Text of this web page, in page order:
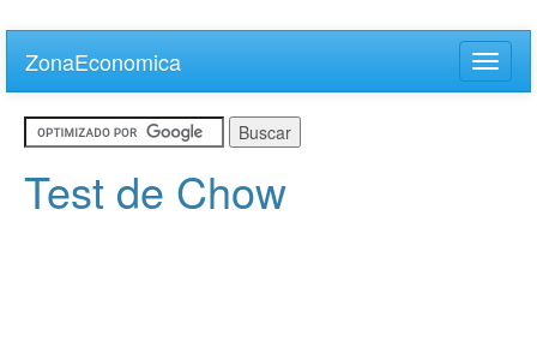
main
content
ZonaEconomica
Toggle
Test de Chow